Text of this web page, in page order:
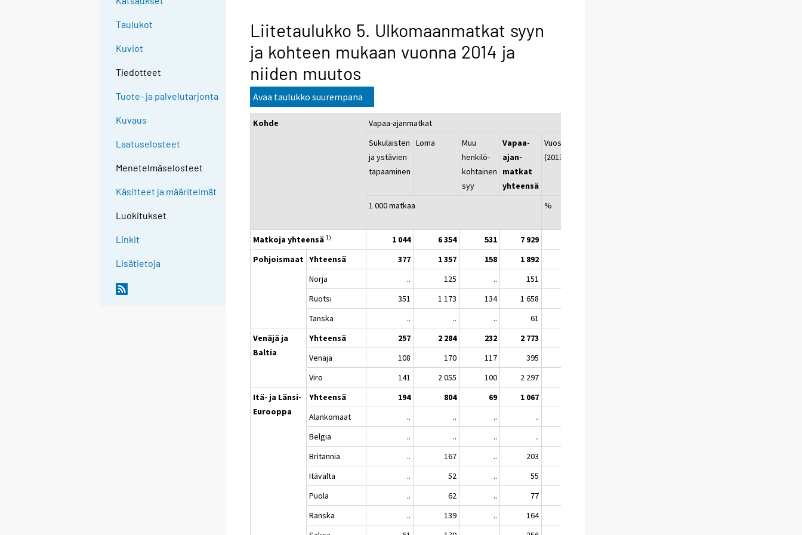
Taulukot
Kuviot
Tiedotteet
Tuote- ja palvelutarjonta
Kuvaus
Laatuselosteet
Menetelmäselosteet
Käsitteet ja määritelmät
Luokitukset
Linkit
Lisätietoja
Liitetaulukko 5. Ulkomaanmatkat syyn
ja kohteen mukaan vuonna 2014 ja
niiden muutos
Avaa taulukko suurempana
Kohde Vapaa-ajanmatkat
Sukulaisten
ja ystävien
tapaaminen
Loma
Muu
henkilö-
kohtainen
syy
Vapaa-
ajan-
matkat
yhteensä
Vuosimuutos
(2013/2014)
1 000 matkaa %
Matkoja yhteensä 1) 1 044 6 354 531 7 929
Pohjoismaat Yhteensä 377 1 357 158 1 892
Norja
.. 125 .. 151
Ruotsi
351 1 173 134 1 658
Tanska
.. .. .. 61
Venäjä ja
Baltia
Yhteensä 257 2 284 232 2 773
Venäjä
108 170 117 395
Viro
141 2 055 100 2 297
Itä- ja Länsi-
Eurooppa
Yhteensä 194 804 69 1 067
Alankomaat
.. .. .. ..
Belgia
.. .. .. ..
Britannia
.. 167 .. 203
Itävalta
.. 52 .. 55
Puola
.. 62 .. 77
Ranska
.. 139 .. 164